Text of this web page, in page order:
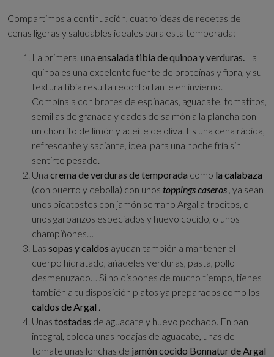
Compartimos a continuación, cuatro ideas de recetas de
cenas ligeras y saludables ideales para esta temporada:
La primera, una ensalada tibia de quinoa y verduras. La
quinoa es una excelente fuente de proteínas y fibra, y su
textura tibia resulta reconfortante en invierno.
Combínala con brotes de espinacas, aguacate, tomatitos,
semillas de granada y dados de salmón a la plancha con
un chorrito de limón y aceite de oliva. Es una cena rápida,
refrescante y saciante, ideal para una noche fría sin
sentirte pesado.
Una crema de verduras de temporada como la calabaza
(con puerro y cebolla) con unos toppings caseros , ya sean
unos picatostes con jamón serrano Argal a trocitos, o
unos garbanzos especiados y huevo cocido, o unos
champiñones…
Las sopas y caldos ayudan también a mantener el
cuerpo hidratado, añádeles verduras, pasta, pollo
desmenuzado… Si no dispones de mucho tiempo, tienes
también a tu disposición platos ya preparados como los
caldos de Argal
Unas tostadas de aguacate y huevo pochado. En pan
integral, coloca unas rodajas de aguacate, unas de
tomate unas lonchas de jamón cocido Bonnatur de Argal